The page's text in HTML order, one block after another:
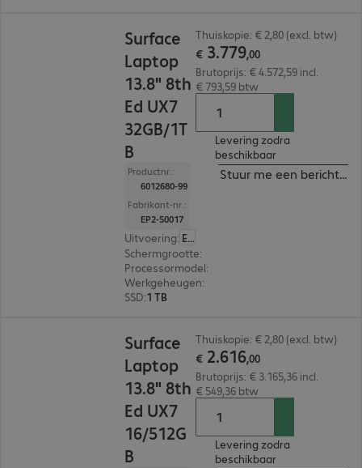
Surface
Laptop
13.8" 8th
Ed UX7
32GB/1T
B
Productnr.:
6012680-99
Fabrikant-nr.:
EP2-50017
Uitvoering: Europa
Schermgrootte:
Processormodel:
Werkgeheugen:
SSD:1 TB
Thuiskopie: € 2,80 (excl. btw)
€ 3.779,00
Brutoprijs: € 4.572,59 incl.
€ 793,59 btw
Levering zodra
beschikbaar
Stuur me een bericht
Surface
Laptop
13.8" 8th
Ed UX7
16/512G
B
Thuiskopie: € 2,80 (excl. btw)
€ 2.616,00
Brutoprijs: € 3.165,36 incl.
€ 549,36 btw
Levering zodra
beschikbaar